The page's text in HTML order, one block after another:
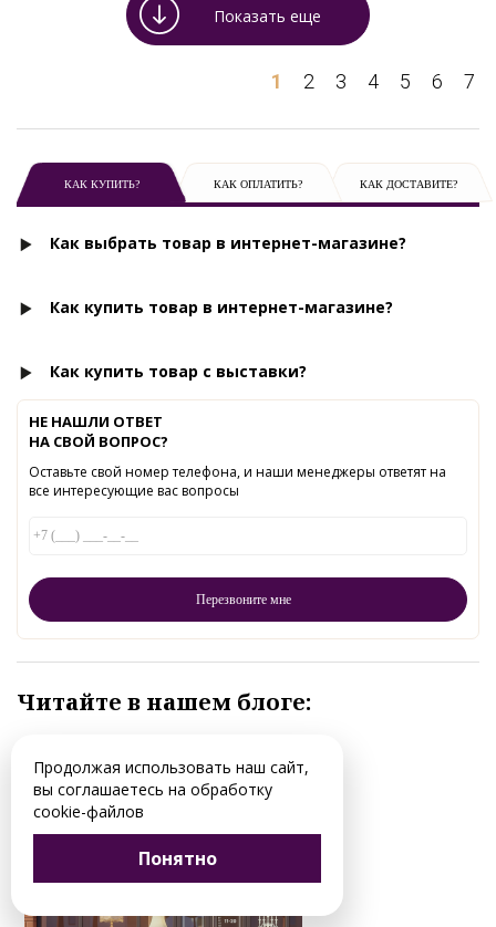
Показать еще
1 2 3 4 5 6 7
КАК КУПИТЬ? КАК ОПЛАТИТЬ? КАК ДОСТАВИТЕ?
Как выбрать товар в интернет-магазине?
Как купить товар в интернет-магазине?
Как купить товар с выставки?
НЕ НАШЛИ ОТВЕТ
НА СВОЙ ВОПРОС?
Оставьте свой номер телефона, и наши менеджеры ответят на
все интересующие вас вопросы
Читайте в нашем блоге:
Продолжая использовать наш сайт,
вы соглашаетесь на обработку
cookie-файлов
Понятно